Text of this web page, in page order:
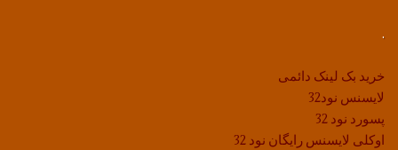
.
خرید بک لینک دائمی
لایسنس نود32
پسورد نود 32
اوکلی لایسنس رایگان نود 32